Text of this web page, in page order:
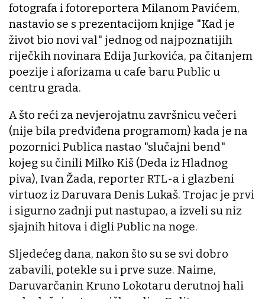
fotografa i fotoreportera Milanom Pavićem,
nastavio se s prezentacijom knjige "Kad je
život bio novi val" jednog od najpoznatijih
riječkih novinara Edija Jurkovića, pa čitanjem
poezije i aforizama u cafe baru Public u
centru grada.
A što reći za nevjerojatnu završnicu večeri
(nije bila predviđena programom) kada je na
pozornici Publica nastao "slučajni bend"
kojeg su činili Milko Kiš (Deda iz Hladnog
piva), Ivan Žada, reporter RTL-a i glazbeni
virtuoz iz Daruvara Denis Lukaš. Trojac je prvi
i sigurno zadnji put nastupao, a izveli su niz
sjajnih hitova i digli Public na noge.
Sljedećeg dana, nakon što su se svi dobro
zabavili, potekle su i prve suze. Naime,
Daruvarčanin Kruno Lokotaru derutnoj hali